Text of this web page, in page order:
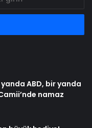
ABD, bir yanda
namaz